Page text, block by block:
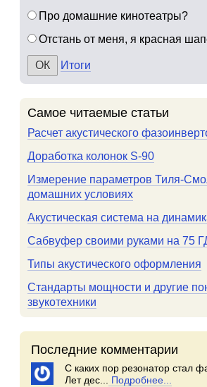
Про домашние кинотеатры?
Отстань от меня, я красная
Итоги
Самое читаемые статьи
Расчет акустического
Доработка колонок S-90
Измерение параметров Тиля-
домашних условиях
Акустическая система на
Сабвуфер своими руками на 75
Типы акустического оформления
Стандарты мощности и другие
звукотехники
Последние комментарии
С каких пор резонатор стал
Лет дес...
Подробнее...